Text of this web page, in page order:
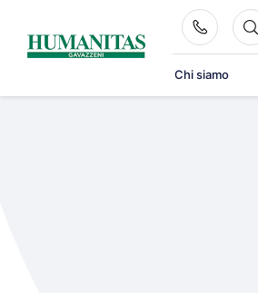
content
Chi siamo